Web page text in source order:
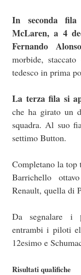
In seconda
McLaren, a 4
Fernando Alonso
morbide,
tedesco in prima
La terza fila si
che ha girato un
squadra. Al suo
settimo Button.
Completano la top
Barrichello
Renault, quella di
Da segnalare i
entrambi i piloti
12esimo e
Risultati qualifiche